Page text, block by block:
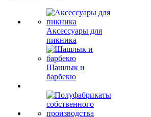
Аксессуары для
пикника
Шашлык и
барбекю